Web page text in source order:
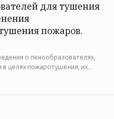
для тушения
пожаров.
о пенообразователях,
целях пожаротушения, их
требования согласно